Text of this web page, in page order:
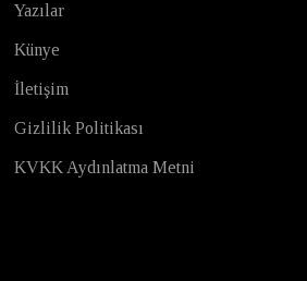
Yazılar
Künye
İletişim
Gizlilik Politikası
KVKK Aydınlatma Metni